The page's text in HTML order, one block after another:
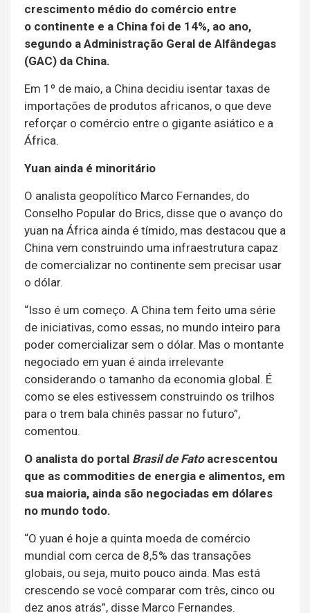
crescimento médio do comércio entre
o continente e a China foi de 14%, ao ano,
segundo a Administração Geral de Alfândegas
(GAC) da China.
Em 1º de maio, a China decidiu isentar taxas de
importações de produtos africanos, o que deve
reforçar o comércio entre o gigante asiático e a
África.
Yuan ainda é minoritário
O analista geopolítico Marco Fernandes, do
Conselho Popular do Brics, disse que o avanço do
yuan na África ainda é tímido, mas destacou que a
China vem construindo uma infraestrutura capaz
de comercializar no continente sem precisar usar
o dólar.
“Isso é um começo. A China tem feito uma série
de iniciativas, como essas, no mundo inteiro para
poder comercializar sem o dólar. Mas o montante
negociado em yuan é ainda irrelevante
considerando o tamanho da economia global. É
como se eles estivessem construindo os trilhos
para o trem bala chinês passar no futuro”,
comentou.
O analista do portal Brasil de Fatoacrescentou
que as commodities de energia e alimentos, em
sua maioria, ainda são negociadas em dólares
no mundo todo.
“O yuan é hoje a quinta moeda de comércio
mundial com cerca de 8,5% das transações
globais, ou seja, muito pouco ainda. Mas está
crescendo se você comparar com três, cinco ou
dez anos atrás”, disse Marco Fernandes.